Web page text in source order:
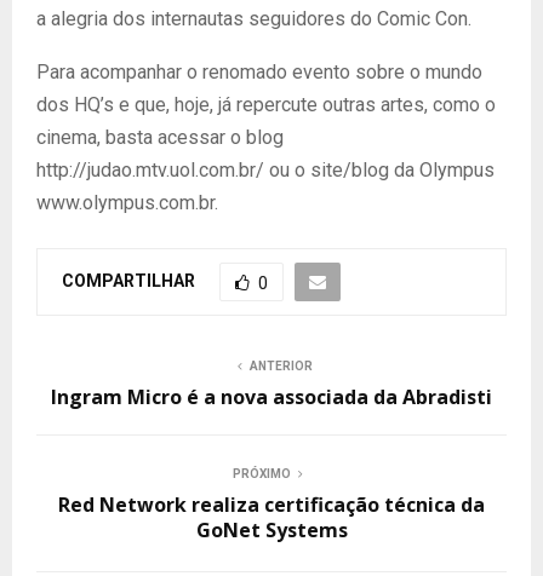
a alegria dos internautas seguidores do Comic Con.
Para acompanhar o renomado evento sobre o mundo
dos HQ’s e que, hoje, já repercute outras artes, como o
cinema, basta acessar o blog
http://judao.mtv.uol.com.br/ ou o site/blog da Olympus
www.olympus.com.br.
COMPARTILHAR 0
ANTERIOR
Ingram Micro é a nova associada da Abradisti
PRÓXIMO
Red Network realiza certificação técnica da
GoNet Systems